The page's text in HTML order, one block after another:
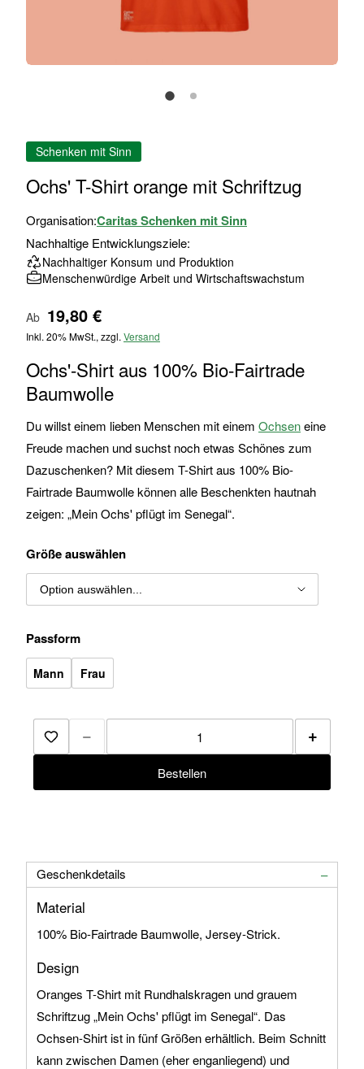
Anfang
der
Bildgalerie
springen
Schenken mit Sinn
Ochs' T-Shirt orange mit Schriftzug
Organisation:Caritas Schenken mit Sinn
Nachhaltige Entwicklungsziele:
Nachhaltiger Konsum und Produktion
Menschenwürdige Arbeit und Wirtschaftswachstum
Ab 19,80 €
Inkl. 20% MwSt., zzgl. Versand
Ochs'-Shirt aus 100% Bio-Fairtrade
Baumwolle
Du willst einem lieben Menschen mit einem Ochseneine
Freude machen und suchst noch etwas Schönes zum
Dazuschenken? Mit diesem T-Shirt aus 100% Bio-
Fairtrade Baumwolle können alle Beschenkten hautnah
zeigen: „Mein Ochs' pflügt im Senegal“.
Größe auswählen
Passform
Mann Frau
Zur Merkliste hinzufügen
− +
Bestellen
Geschenkdetails
Material
100% Bio-Fairtrade Baumwolle, Jersey-Strick.
Design
Oranges T-Shirt mit Rundhalskragen und grauem
Schriftzug „Mein Ochs' pflügt im Senegal“. Das
Ochsen-Shirt ist in fünf Größen erhältlich. Beim Schnitt
kann zwischen Damen (eher enganliegend) und